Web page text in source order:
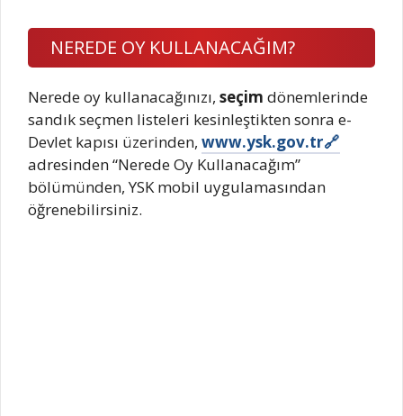
NEREDE OY KULLANACAĞIM?
Nerede oy kullanacağınızı, seçim dönemlerinde
sandık seçmen listeleri kesinleştikten sonra e-
Devlet kapısı üzerinden, www.ysk.gov.tr
adresinden “Nerede Oy Kullanacağım”
bölümünden, YSK mobil uygulamasından
öğrenebilirsiniz.